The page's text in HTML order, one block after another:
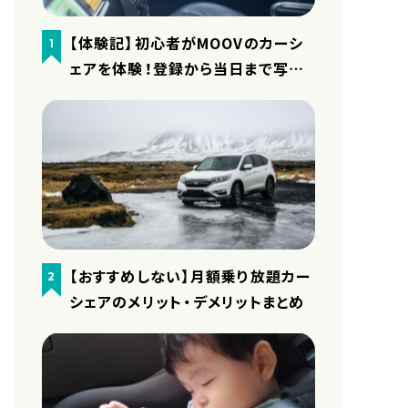
1
【体験記】初心者がMOOVのカーシ
ェアを体験！登録から当日まで写真
2
【おすすめしない】月額乗り放題カー
シェアのメリット・デメリットまとめ